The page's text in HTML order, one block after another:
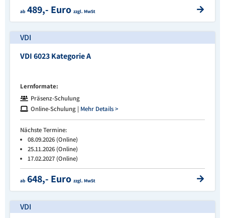
ab 489,- Euro zzgl. MwSt
VDI
VDI 6023 Kategorie A
Lernformate:
Präsenz-Schulung
Online-Schulung | Mehr Details >
Nächste Termine:
08.09.2026 (Online)
25.11.2026 (Online)
17.02.2027 (Online)
ab 648,- Euro zzgl. MwSt
VDI